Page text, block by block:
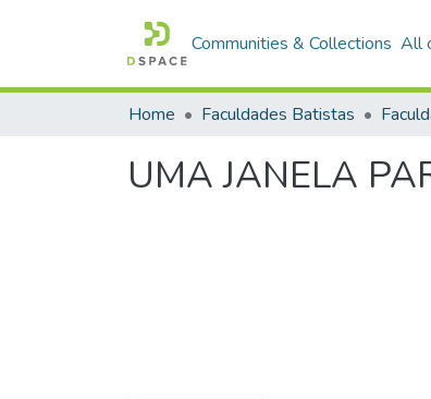
Communities & Collections All
Home Faculdades Batistas
UMA JANELA